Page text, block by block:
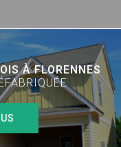
À FLORENNES